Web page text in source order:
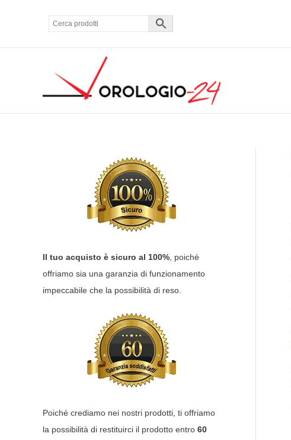
Il tuo acquisto è sicuro al 100% , poiché
offriamo sia una garanzia di funzionamento
impeccabile che la possibilità di reso.
Poiché crediamo nei nostri prodotti, ti offriamo
la possibilità di restituirci il prodotto entro 60